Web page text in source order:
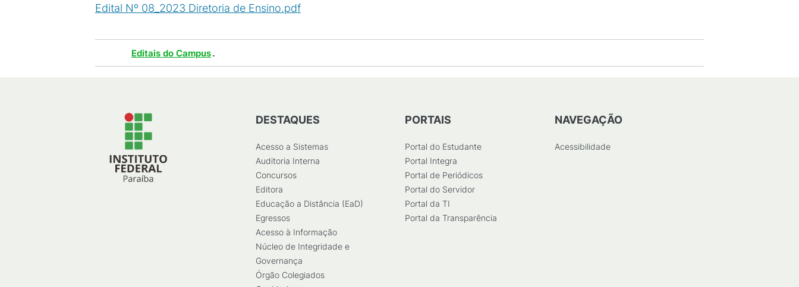
Edital Nº 08_2023 Diretoria de Ensino.pdf
Editais do Campus.
DESTAQUES
Acesso a Sistemas
Auditoria Interna
Concursos
Editora
Educação a Distância (EaD)
Egressos
Acesso à Informação
Núcleo de Integridade e
Governança
Órgão Colegiados
PORTAIS
Portal do Estudante
Portal Integra
Portal de Periódicos
Portal do Servidor
Portal da TI
Portal da Transparência
NAVEGAÇÃO
Acessibilidade